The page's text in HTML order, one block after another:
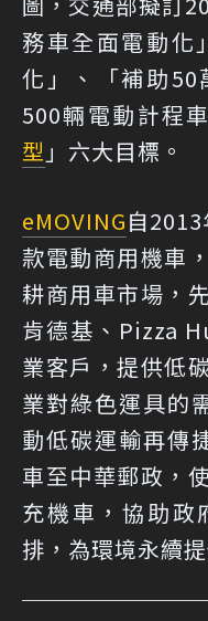
務車全面電動化
化」、「補助50
500輛電動計程
型 」六大目標。
eMOVING自
款電動商用機車
耕商用車市場，
肯德基、Pizza
業客戶，提供低
業對綠色運具的
動低碳運輸再傳
車至中華郵政，
充機車，協助政
排，為環境永續